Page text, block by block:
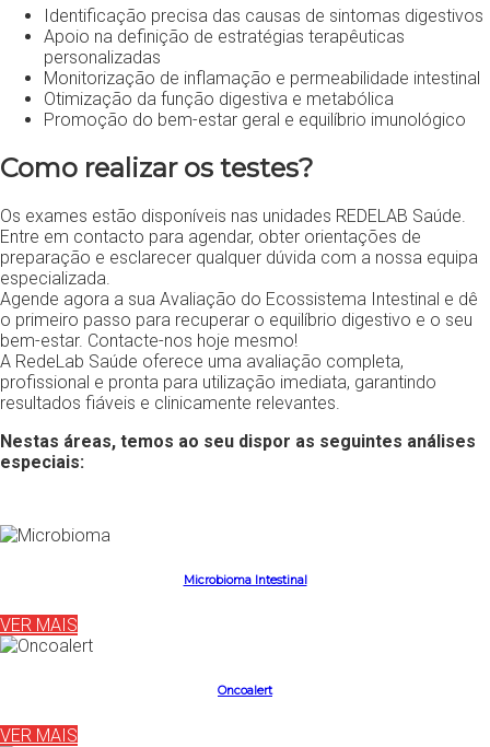
Identificação precisa das causas de sintomas digestivos
Apoio na definição de estratégias terapêuticas
personalizadas
Monitorização de inflamação e permeabilidade intestinal
Otimização da função digestiva e metabólica
Promoção do bem-estar geral e equilíbrio imunológico
Como realizar os testes?
Os exames estão disponíveis nas unidades REDELAB Saúde.
Entre em contacto para agendar, obter orientações de
preparação e esclarecer qualquer dúvida com a nossa equipa
especializada.
Agende agora a sua Avaliação do Ecossistema Intestinal e dê
o primeiro passo para recuperar o equilíbrio digestivo e o seu
bem-estar. Contacte-nos hoje mesmo!
A RedeLab Saúde oferece uma avaliação completa,
profissional e pronta para utilização imediata, garantindo
resultados fiáveis e clinicamente relevantes.
Nestas áreas, temos ao seu dispor as seguintes análises
especiais:
Microbioma Intestinal
VER MAIS
Oncoalert
VER MAIS